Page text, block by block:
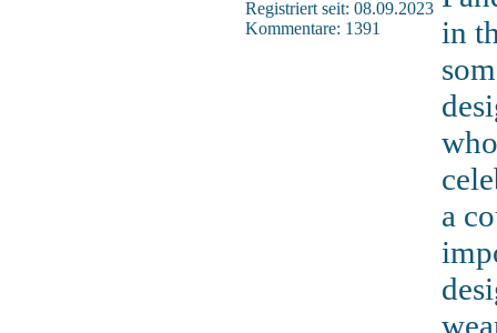
Registriert seit: 08.09.2023
Kommentare: 1391
in
a